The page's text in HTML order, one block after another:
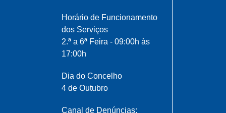
Horário de Funcionamento
dos Serviços
2.ª a 6ª Feira - 09:00h às
17:00h
Dia do Concelho
4 de Outubro
Canal de Denúncias: